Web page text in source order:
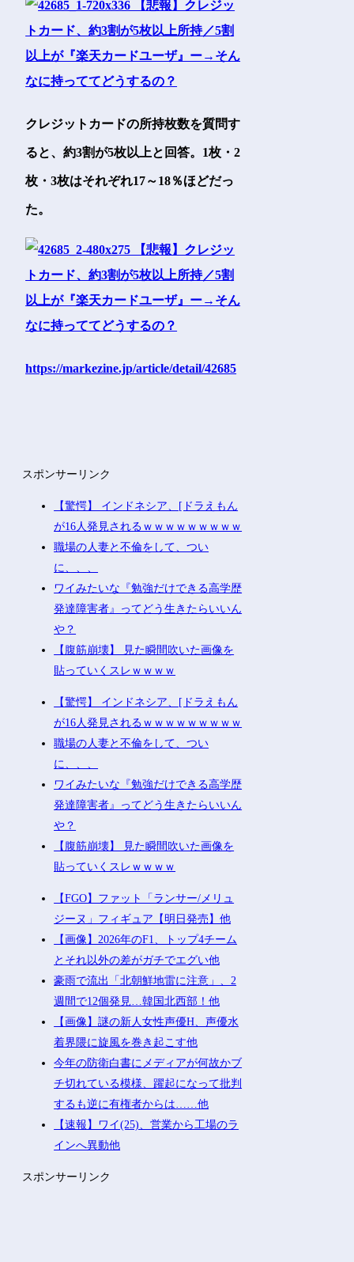
クレジットカードの所持枚数を質問す
ると、約3割が5枚以上と回答。1枚・2
枚・3枚はそれぞれ17～18％ほどだっ
た。
https://markezine.jp/article/detail/42685
スポンサーリンク
【驚愕】 インドネシア、[ドラえもん
が16人発見されるｗｗｗｗｗｗｗｗｗ
職場の人妻と不倫をして、つい
に、、、
ワイみたいな『勉強だけできる高学歴
発達障害者』ってどう生きたらいいん
や？
【腹筋崩壊】 見た瞬間吹いた画像を
貼っていくスレｗｗｗｗ
【驚愕】 インドネシア、[ドラえもん
が16人発見されるｗｗｗｗｗｗｗｗｗ
職場の人妻と不倫をして、つい
に、、、
ワイみたいな『勉強だけできる高学歴
発達障害者』ってどう生きたらいいん
や？
【腹筋崩壊】 見た瞬間吹いた画像を
貼っていくスレｗｗｗｗ
【FGO】ファット「ランサー/メリュ
ジーヌ」フィギュア【明日発売】他
【画像】2026年のF1、トップ4チーム
とそれ以外の差がガチでエグい他
豪雨で流出「北朝鮮地雷に注意」、2
週間で12個発見…韓国北西部！他
【画像】謎の新人女性声優H、声優水
着界隈に旋風を巻き起こす他
今年の防衛白書にメディアが何故かブ
チ切れている模様、躍起になって批判
するも逆に有権者からは……他
【速報】ワイ(25)、営業から工場のラ
インへ異動他
スポンサーリンク